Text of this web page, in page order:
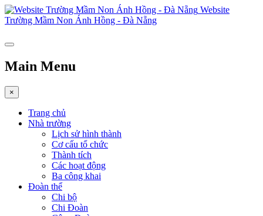
Website
Trường Mầm Non Ánh Hồng - Đà Nẵng
Main Menu
×
Trang chủ
Nhà trường
Lịch sử hình thành
Cơ cấu tổ chức
Thành tích
Các hoạt động
Ba công khai
Đoàn thể
Chi bộ
Chi Đoàn